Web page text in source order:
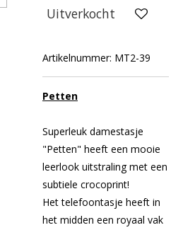
Uitverkocht
Artikelnummer: MT2-39
Petten
Superleuk damestasje
"Petten" heeft een mooie
leerlook uitstraling met een
subtiele crocoprint!
Het telefoontasje heeft in
het midden een royaal vak